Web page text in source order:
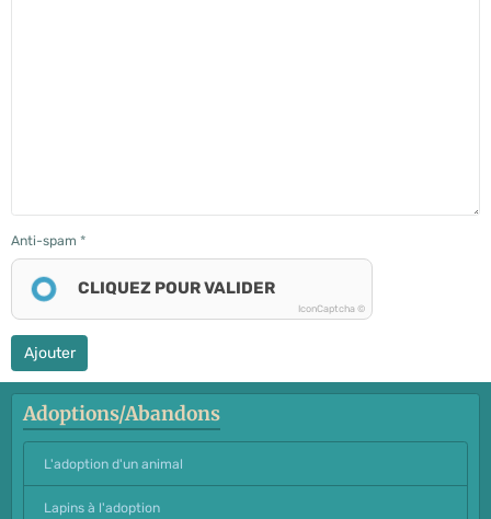
Anti-spam
CLIQUEZ POUR VALIDER
IconCaptcha ©
Ajouter
Adoptions/Abandons
L'adoption d'un animal
Lapins à l'adoption